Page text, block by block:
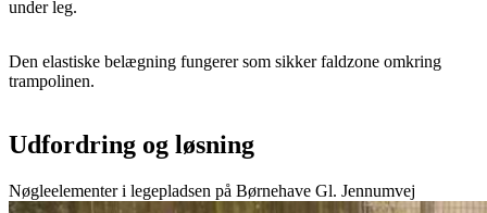
under leg.
Den elastiske belægning fungerer som sikker faldzone omkring
trampolinen.
Udfordring og løsning
Nøgleelementer i legepladsen på Børnehave Gl. Jennumvej